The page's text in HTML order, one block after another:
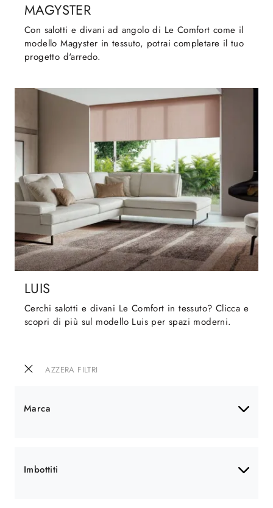
AZZERA FILTRI
Marca
Imbottiti
MAGYSTER
Con salotti e divani ad angolo di Le Comfort come il
modello Magyster in tessuto, potrai completare il tuo
progetto d'arredo.
LUIS
Cerchi salotti e divani Le Comfort in tessuto? Clicca e
scopri di più sul modello Luis per spazi moderni.